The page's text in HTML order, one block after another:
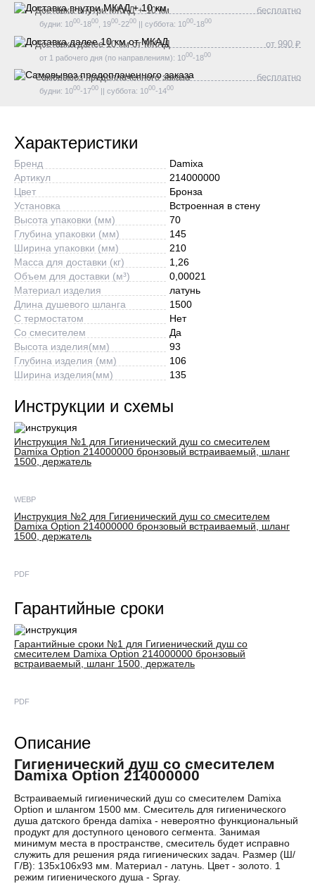
Доставка внутри МКАД + 10 км
будни: 1000-1800 , 1900-2200 || суббота: 1000-1800
бесплатно
Доставка далее 10 км от МКАД
от 1 рабочего дня (по направлениям): 1000-1800
от 990 ₽
Самовывоз предоплаченного заказа
будни: 1000-1700 || суббота: 1000-1400
бесплатно
Характеристики
Бренд
Damixa
Артикул
214000000
Цвет
Бронза
Установка
Встроенная в стену
Высота упаковки (мм)
70
Глубина упаковки (мм)
145
Ширина упаковки (мм)
210
Масса для доставки (кг)
1,26
Объем для доставки (м³)
0,00021
Материал изделия
латунь
Длина душевого шланга
1500
С термостатом
Нет
Со смесителем
Да
Высота изделия(мм)
93
Глубина изделия (мм)
106
Ширина изделия(мм)
135
Инструкции и схемы
Инструкция №1 для Гигиенический душ со смесителем
Damixa Option 214000000 бронзовый встраиваемый, шланг
1500, держатель
WEBP
Инструкция №2 для Гигиенический душ со смесителем
Damixa Option 214000000 бронзовый встраиваемый, шланг
1500, держатель
PDF
Гарантийные сроки
Гарантийные сроки №1 для Гигиенический душ со
смесителем Damixa Option 214000000 бронзовый
встраиваемый, шланг 1500, держатель
PDF
Описание
Гигиенический душ со смесителем
Damixa Option 214000000
Встраиваемый гигиенический душ со смесителем Damixa
Option и шлангом 1500 мм. Смеситель для гигиенического
душа датского бренда damixa - невероятно функциональный
продукт для доступного ценового сегмента. Занимая
минимум места в пространстве, смеситель будет исправно
служить для решения ряда гигиенических задач. Размер (Ш/
Г/В): 135x106x93 мм. Материал - латунь. Цвет - золото. 1
режим гигиенического душа - Spray.